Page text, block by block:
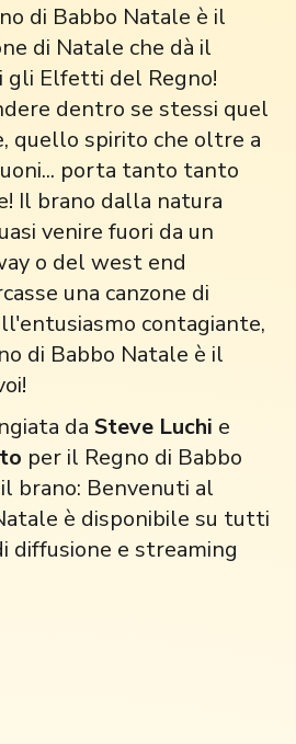
di Babbo Natale è il
di Natale che dà il
Elfetti del Regno!
dentro se stessi quel
quello spirito che oltre a
porta tanto tanto
Il brano dalla natura
venire fuori da un
o del west end
una canzone di
contagiante,
di Babbo Natale è il
da Steve Luchi e
per il Regno di Babbo
brano: Benvenuti al
è disponibile su tutti
diffusione e streaming